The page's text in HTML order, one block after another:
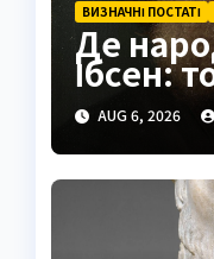
ВИЗНАЧНІ ПОСТАТІ
Де
Ібсен:
історія
AUG 6, 2026